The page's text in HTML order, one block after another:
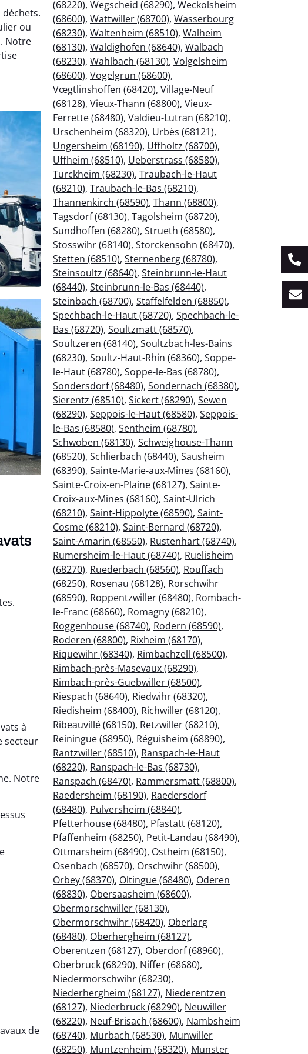
ou
Notre
à
secteur
Notre
de
(68220), Wegscheid (68290), Weckolsheim
(68600), Wattwiller (68700), Wasserbourg
(68230), Waltenheim (68510), Walheim
(68130), Waldighofen (68640), Walbach
(68230), Wahlbach (68130), Volgelsheim
(68600), Vogelgrun (68600),
Vœgtlinshoffen (68420), Village-Neuf
(68128), Vieux-Thann (68800), Vieux-
Ferrette (68480), Valdieu-Lutran (68210),
Urschenheim (68320), Urbès (68121),
Ungersheim (68190), Uffholtz (68700),
Uffheim (68510), Ueberstrass (68580),
Turckheim (68230), Traubach-le-Haut
(68210), Traubach-le-Bas (68210),
Thannenkirch (68590), Thann (68800),
Tagsdorf (68130), Tagolsheim (68720),
Sundhoffen (68280), Strueth (68580),
Stosswihr (68140), Storckensohn (68470),
Stetten (68510), Sternenberg (68780),
Steinsoultz (68640), Steinbrunn-le-Haut
(68440), Steinbrunn-le-Bas (68440),
Steinbach (68700), Staffelfelden (68850),
Spechbach-le-Haut (68720), Spechbach-le-
Bas (68720), Soultzmatt (68570),
Soultzeren (68140), Soultzbach-les-Bains
(68230), Soultz-Haut-Rhin (68360), Soppe-
le-Haut (68780), Soppe-le-Bas (68780),
Sondersdorf (68480), Sondernach (68380),
Sierentz (68510), Sickert (68290), Sewen
(68290), Seppois-le-Haut (68580), Seppois-
le-Bas (68580), Sentheim (68780),
Schwoben (68130), Schweighouse-Thann
(68520), Schlierbach (68440), Sausheim
(68390), Sainte-Marie-aux-Mines (68160),
Sainte-Croix-en-Plaine (68127), Sainte-
Croix-aux-Mines (68160), Saint-Ulrich
(68210), Saint-Hippolyte (68590), Saint-
Cosme (68210), Saint-Bernard (68720),
Saint-Amarin (68550), Rustenhart (68740),
Rumersheim-le-Haut (68740), Ruelisheim
(68270), Ruederbach (68560), Rouffach
(68250), Rosenau (68128), Rorschwihr
(68590), Roppentzwiller (68480), Rombach-
le-Franc (68660), Romagny (68210),
Roggenhouse (68740), Rodern (68590),
Roderen (68800), Rixheim (68170),
Riquewihr (68340), Rimbachzell (68500),
Rimbach-près-Masevaux (68290),
Rimbach-près-Guebwiller (68500),
Riespach (68640), Riedwihr (68320),
Riedisheim (68400), Richwiller (68120),
Ribeauvillé (68150), Retzwiller (68210),
Reiningue (68950), Réguisheim (68890),
Rantzwiller (68510), Ranspach-le-Haut
(68220), Ranspach-le-Bas (68730),
Ranspach (68470), Rammersmatt (68800),
Raedersheim (68190), Raedersdorf
(68480), Pulversheim (68840),
Pfetterhouse (68480), Pfastatt (68120),
Pfaffenheim (68250), Petit-Landau (68490),
Ottmarsheim (68490), Ostheim (68150),
Osenbach (68570), Orschwihr (68500),
Orbey (68370), Oltingue (68480), Oderen
(68830), Obersaasheim (68600),
Obermorschwiller (68130),
Obermorschwihr (68420), Oberlarg
(68480), Oberhergheim (68127),
Oberentzen (68127), Oberdorf (68960),
Oberbruck (68290), Niffer (68680),
Niedermorschwihr (68230),
Niederhergheim (68127), Niederentzen
(68127), Niederbruck (68290), Neuwiller
(68220), Neuf-Brisach (68600), Nambsheim
(68740), Murbach (68530), Munwiller
(68250), Muntzenheim (68320), Munster